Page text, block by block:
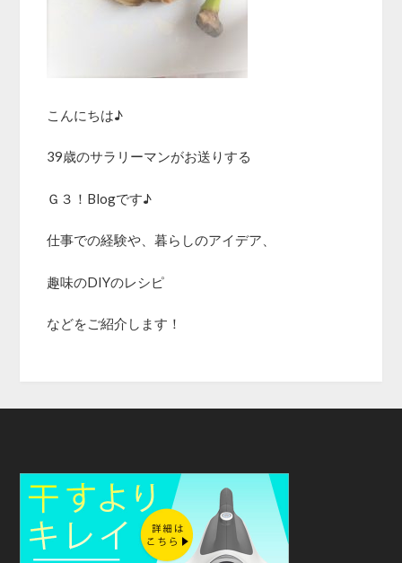
こんにちは♪
39歳のサラリーマンがお送りする
Ｇ３！Blogです♪
仕事での経験や、暮らしのアイデア、
趣味のDIYのレシピ
などをご紹介します！